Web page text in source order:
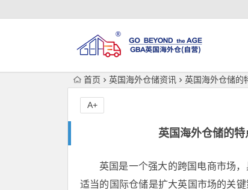
首页 英国海外仓储资讯 英国海外仓储的
英国海外仓储的特
A+
英国是一个强大的跨国电商市场
适当的国际仓储是扩大英国市场的关